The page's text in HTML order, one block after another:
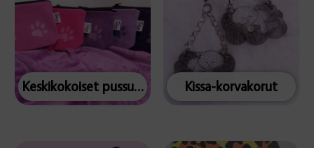
Keskikokoiset pussukat Kissa-korvakorut